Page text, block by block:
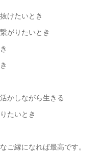
けたいとき
がりたいとき
かしながら生きる
たいとき
ご縁になれば最高です。